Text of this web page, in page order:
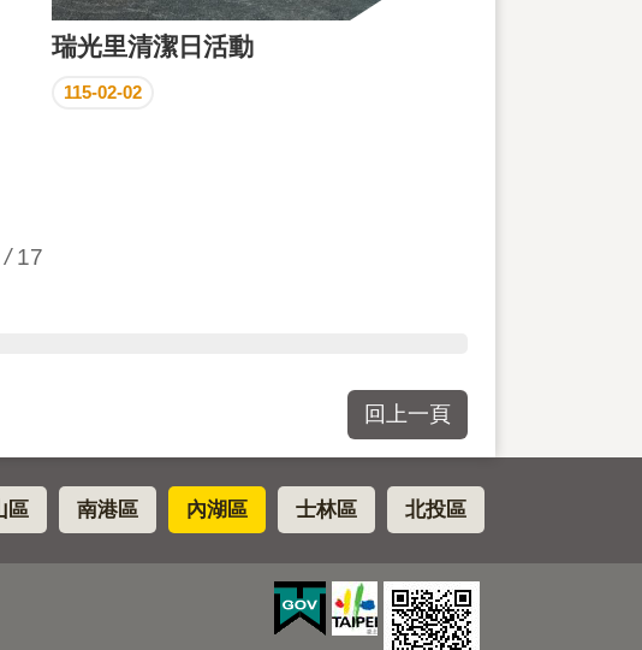
瑞光里清潔日活動
115-02-02
/ 17
回上一頁
區 南港區 內湖區 士林區 北投區